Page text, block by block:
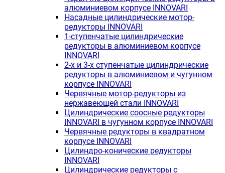
алюминиевом корпусе INNOVARI
Насадные цилиндрические мотор-
редукторы INNOVARI
1-ступенчатые цилиндрические
редукторы в алюминиевом корпусе
INNOVARI
2-х и 3-х ступенчатые цилиндрические
редукторы в алюминиевом и чугунном
корпусе INNOVARI
Червячные мотор-редукторы из
нержавеющей стали INNOVARI
Цилиндрические соосные редукторы
INNOVARI в чугунном корпусе INNOVARI
Червячные редукторы в квадратном
корпусе INNOVARI
Цилиндро-конические редукторы
INNOVARI
Цилиндрические редукторы с